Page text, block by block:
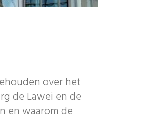
over het
de Lawei en de
en waarom de